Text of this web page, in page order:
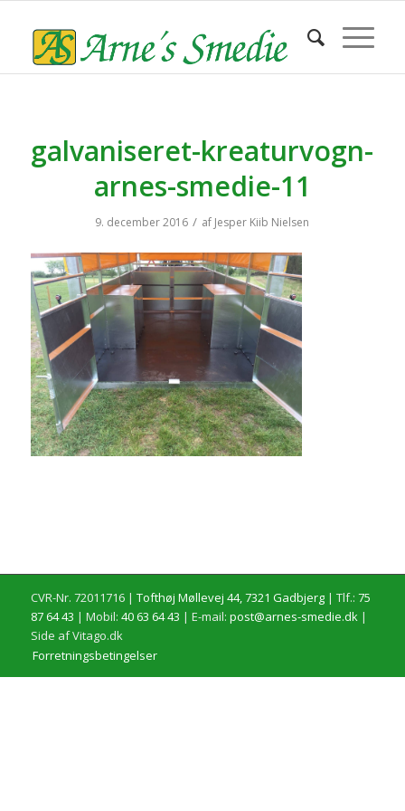
galvaniseret-kreaturvogn-
arnes-smedie-11
9. december 2016 / af Jesper Kiib Nielsen
CVR-Nr. 72011716 | Tofthøj Møllevej 44, 7321 Gadbjerg| Tlf.: 75
87 64 43 | Mobil: 40 63 64 43 | E-mail: post@arnes-smedie.dk|
Side af Vitago.dk
Forretningsbetingelser